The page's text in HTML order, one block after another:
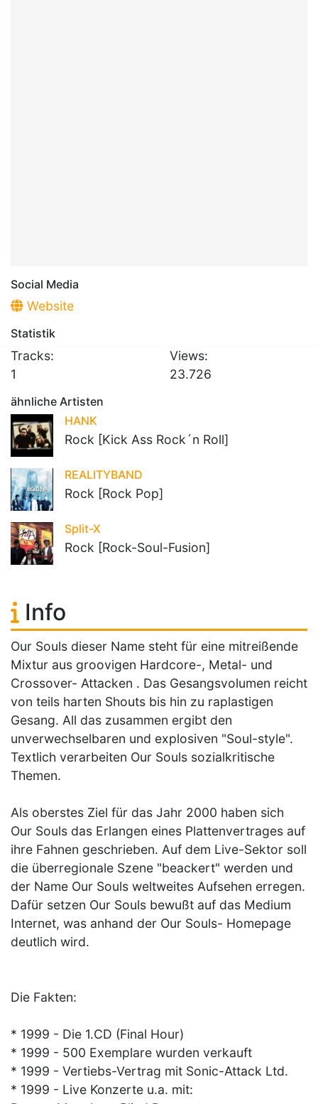
Social Media
Website
Statistik
Tracks:
1
Views:
23.726
ähnliche Artisten
HANK
Rock [Kick Ass Rock´n Roll]
REALITYBAND
Rock [Rock Pop]
Split-X
Rock [Rock-Soul-Fusion]
Info
Our Souls dieser Name steht für eine mitreißende
Mixtur aus groovigen Hardcore-, Metal- und
Crossover- Attacken . Das Gesangsvolumen reicht
von teils harten Shouts bis hin zu raplastigen
Gesang. All das zusammen ergibt den
unverwechselbaren und explosiven "Soul-style".
Textlich verarbeiten Our Souls sozialkritische
Themen.
Als oberstes Ziel für das Jahr 2000 haben sich
Our Souls das Erlangen eines Plattenvertrages auf
ihre Fahnen geschrieben. Auf dem Live-Sektor soll
die überregionale Szene "beackert" werden und
der Name Our Souls weltweites Aufsehen erregen.
Dafür setzen Our Souls bewußt auf das Medium
Internet, was anhand der Our Souls- Homepage
deutlich wird.
Die Fakten:
* 1999 - Die 1.CD (Final Hour)
* 1999 - 500 Exemplare wurden verkauft
* 1999 - Vertiebs-Vertrag mit Sonic-Attack Ltd.
* 1999 - Live Konzerte u.a. mit: